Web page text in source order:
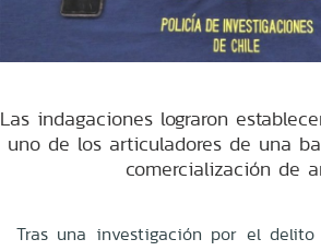
Las indagaciones lograron
uno de los articuladores de una
comercialización de
Tras una investigación por el